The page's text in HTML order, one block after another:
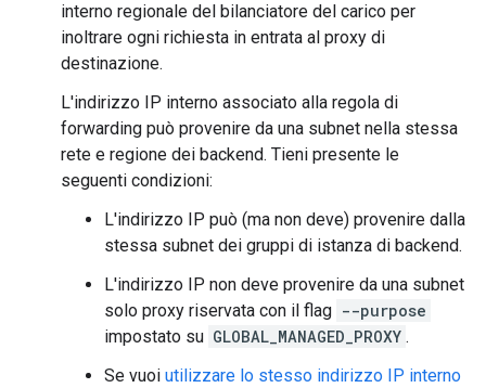
interno regionale del bilanciatore del carico per
inoltrare ogni richiesta in entrata al proxy di
destinazione.
L'indirizzo IP interno associato alla regola di
forwarding può provenire da una subnet nella stessa
rete e regione dei backend. Tieni presente le
seguenti condizioni:
L'indirizzo IP può (ma non deve) provenire dalla
stessa subnet dei gruppi di istanza di backend.
L'indirizzo IP non deve provenire da una subnet
solo proxy riservata con il flag --purpose
impostato su GLOBAL_MANAGED_PROXY .
Se vuoi utilizzare lo stesso indirizzo IP interno